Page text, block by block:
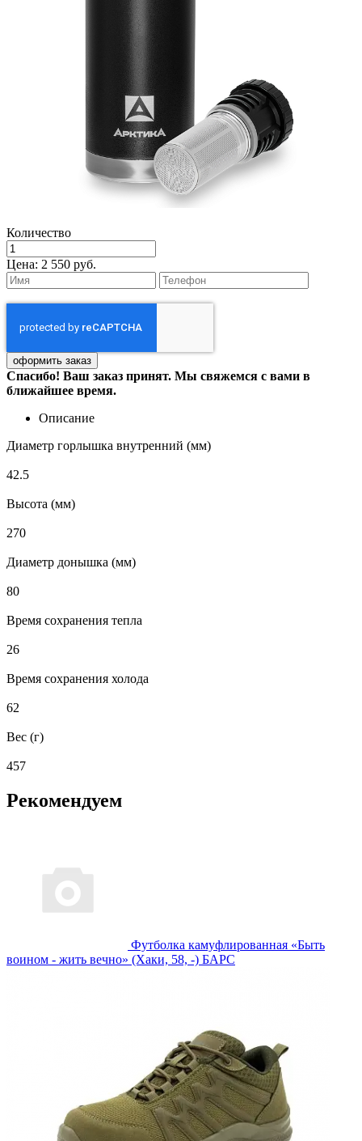
Количество
Цена: 2 550 руб.
Спасибо! Ваш заказ принят. Мы свяжемся с вами в
ближайшее время.
Описание
Диаметр горлышка внутренний (мм)
42.5
Высота (мм)
270
Диаметр донышка (мм)
80
Время сохранения тепла
26
Время сохранения холода
62
Вес (г)
457
Рекомендуем
Футболка камуфлированная «Быть
воином - жить вечно» (Хаки, 58, -) БАРС